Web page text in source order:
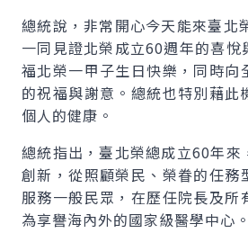
總統說，非常開心今天能來臺北
一同見證北榮成立60週年的喜悅
福北榮一甲子生日快樂，同時向
的祝福與謝意。總統也特別藉此
個人的健康。
總統指出，臺北榮總成立60年來
創新，從照顧榮民、榮眷的任務
服務一般民眾，在歷任院長及所
為享譽海內外的國家級醫學中心。